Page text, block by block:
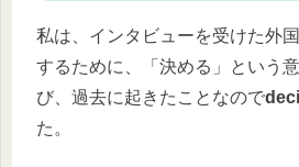
私は、インタビューを受けた外
するために、「決める」という
び、過去に起きたことなので
た。